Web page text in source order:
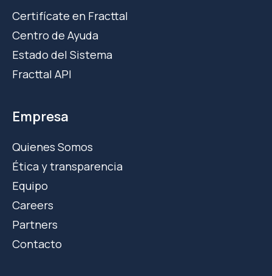
Certifícate en Fracttal
Centro de Ayuda
Estado del Sistema
Fracttal API
Empresa
Quienes Somos
Ética y transparencia
Equipo
Careers
Partners
Contacto